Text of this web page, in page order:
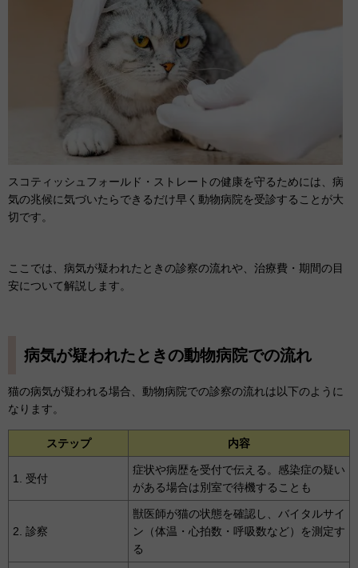
スコティッシュフォールド・ストレートの健康を守るためには、病
気の兆候に気づいたらできるだけ早く動物病院を受診することが大
切です。
ここでは、病気が疑われたときの診察の流れや、治療費・期間の目
安について解説します。
病気が疑われたときの動物病院での流れ
猫の病気が疑われる場合、動物病院での診察の流れは以下のように
なります。
ステップ 内容
1. 受付
症状や病歴を受付で伝える。感染症の疑い
がある場合は別室で待機することも
2. 診察
獣医師が猫の状態を確認し、バイタルサイ
ン（体温・心拍数・呼吸数など）を測定す
る